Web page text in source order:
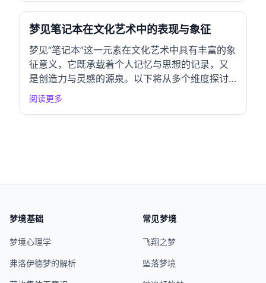
传统文化中，梦见笔记本通常象征着知识的积累
与学习的过程。笔记本可以被视为个人思维的载
体...
梦见笔记本在文化艺术中的表现与象征
梦见“笔记本”这一元素在文化艺术中具有丰富的象
征意义，它既承载着个人记忆与思想的记录，又
是创造力与灵感的源泉。以下将从多个维度探讨
这一梦境元素的表现与象征。 一、文学作品中的
阅读更多
梦境基础
梦境心理学
弗洛伊德梦的解析
常见梦境
飞翔之梦
坠落梦境